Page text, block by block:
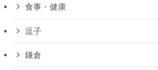
食事・健康
逗子
鎌倉